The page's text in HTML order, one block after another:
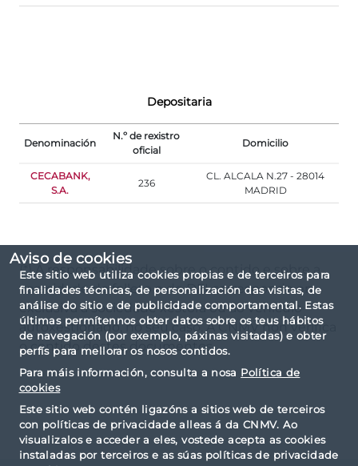
Aviso de cookies
Este sitio web utiliza cookies propias e de terceiros para
finalidades técnicas, de personalización das visitas, de
análise do sitio e de publicidade comportamental. Estas
últimas permítennos obter datos sobre os teus hábitos
de navegación (por exemplo, páxinas visitadas) e obter
perfís para mellorar os nosos contidos.
Para máis información, consulta a nosa Política de
cookies
Este sitio web contén ligazóns a sitios web de terceiros
con políticas de privacidade alleas á da CNMV. Ao
visualizalos e acceder a eles, vostede acepta as cookies
instaladas por terceiros e as súas políticas de privacidade
Depositaria
Denominación
N.º de rexistro
oficial
Domicilio
CECABANK,
S.A.
236
CL. ALCALA N.27 - 28014
MADRID
(*) A responsabilidade sobre o contido e sobre a
veracidade do folleto e do DFI corresponde en
exclusiva á sociedade xestora ou ao vehículo
autoxestionado, no seu caso. A CNMV non verifica
o contido destes documentos.